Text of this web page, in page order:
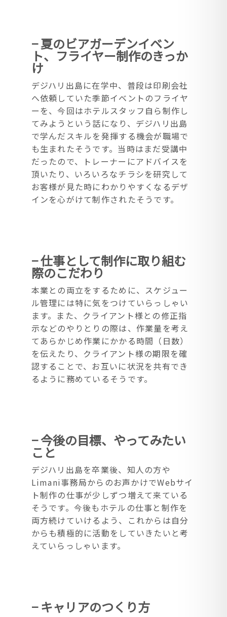
− 夏のビアガーデンイベン
ト、フライヤー制作のきっか
け
デジハリ出島に在学中、普段は印刷会社
へ依頼していた季節イベントのフライヤ
ーを、今回はホテルスタッフ自ら制作し
てみようという話になり、デジハリ出島
で学んだスキルを発揮する機会が職場で
も生まれたそうです。当時はまだ受講中
だったので、トレーナーにアドバイスを
頂いたり、いろいろなチラシを研究して
お客様が見た時にわかりやすくなるデザ
インを心がけて制作されたそうです。
− 仕事として制作に取り組む
際のこだわり
本業との両立をするために、スケジュー
ル管理には特に気をつけていらっしゃい
ます。 また、クライアント様との修正指
示などのやりとりの際は、作業量を考え
てあらかじめ作業にかかる時間（日数）
を伝えたり、クライアント様の期限を確
認することで、お互いに状況を共有でき
るように務めているそうです。
− 今後の目標、やってみたい
こと
デジハリ出島を卒業後、知人の方や
Limani事務局からのお声かけでWebサイ
ト制作の仕事が少しずつ増えて来ている
そうです。今後もホテルの仕事と制作を
両方続けていけるよう、これからは自分
からも積極的に活動をしていきたいと考
えていらっしゃいます。
− キャリアのつくり方